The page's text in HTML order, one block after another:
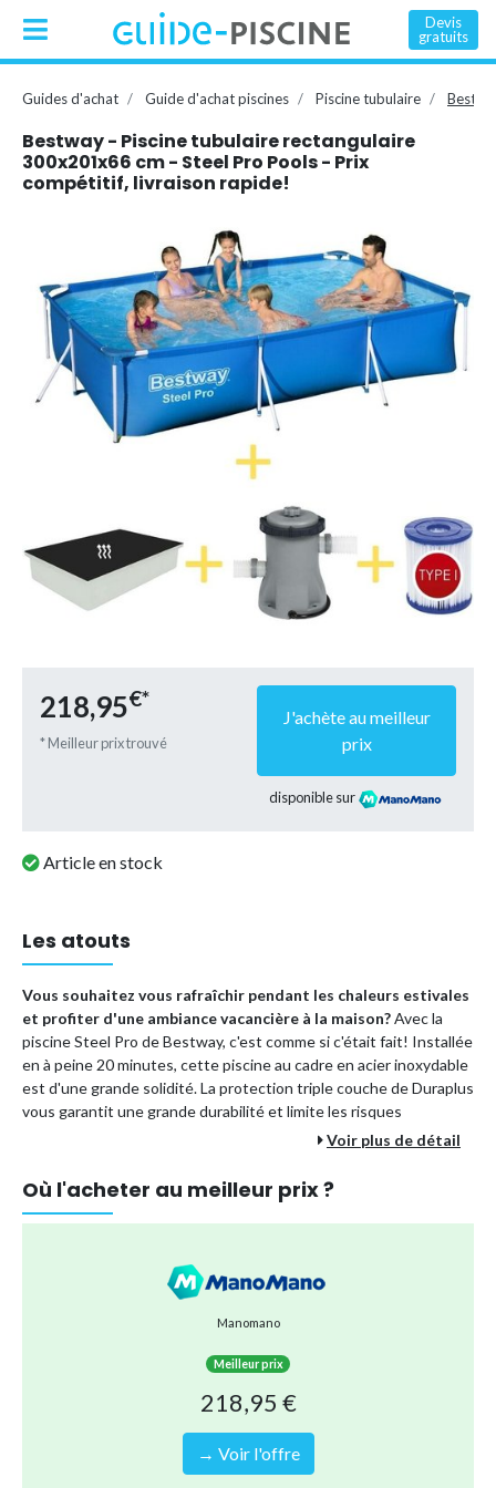
Devis
gratuits
Guides d'achat Guide d'achat piscines Piscine tubulaire
Bestway - Piscine tubulaire rectangulaire
300x201x66 cm - Steel Pro Pools - Prix
compétitif, livraison rapide!
218,95€*
* Meilleur prix trouvé
J'achète au meilleur
prix
disponible sur
Article en stock
Les atouts
Vous souhaitez vous rafraîchir pendant les chaleurs estivales
et profiter d'une ambiance vacancière à la maison?Avec la
piscine Steel Pro de Bestway, c'est comme si c'était fait! Installée
en à peine 20 minutes, cette piscine au cadre en acier inoxydable
est d'une grande solidité. La protection triple couche de Duraplus
vous garantit une grande durabilité et limite les risques
d'endommagement. La piscine peut accueillir jusqu'à 4 personnes
nombreuses années.
Ce kit contient tout ce dont vous avez besoin pour installer et
Caractéristiques techniques:
Capacité de 3.300 litres (Remplissage à 90%)
Dimensions 300x201x66 cm (LxBxH)
Revêtement Duraplus: un matériau antifuites triple couche
Forme: Rectangulaire
Voir plus de détail
Où l'acheter au meilleur prix ?
Manomano
Meilleur prix
218,95 €
→ Voir l'offre